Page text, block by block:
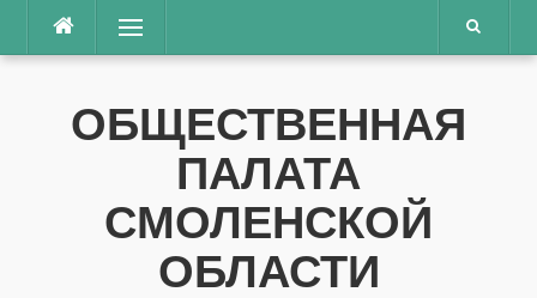
Перейти
содержимому
Меню
ОБЩЕСТВЕННАЯ
ПАЛАТА
СМОЛЕНСКОЙ
ОБЛАСТИ